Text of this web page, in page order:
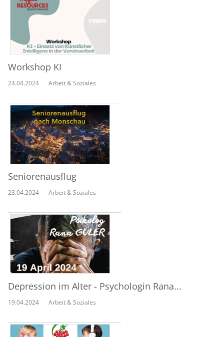
Workshop KI
24.04.2024 Arbeit & Soziales
Seniorenausflug
23.04.2024 Arbeit & Soziales
Depression im Alter - Psychologin Rana...
19.04.2024 Arbeit & Soziales